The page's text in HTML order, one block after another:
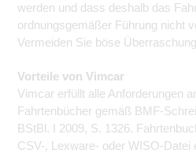
werden und dass deshalb das
ordnungsgemäßer Führung nicht
Vermeiden Sie böse
Vorteile von Vimcar
Vimcar erfüllt alle Anforderungen
Fahrtenbücher gemäß BMF-
BStBl. I 2009, S. 1326.
CSV-, Lexware- oder WISO-Datei